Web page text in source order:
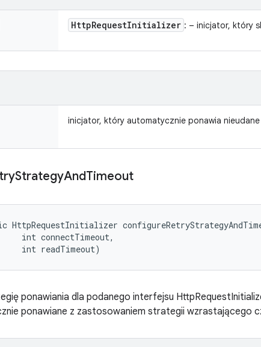
HttpRequestInitializer : – inicjator, który
inicjator, który automatycznie ponawia nieudane
StrategyAndTimeout
HttpRequestInitializer
int connectTimeout,
int readTimeout)
ponawiania dla podanego interfejsu
ponawiane z zastosowaniem strategii wzrastającego